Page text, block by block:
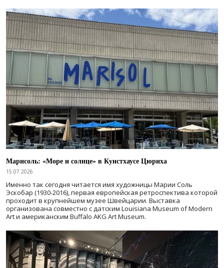
Марисоль: «Море и солнце» в Кунстхаусе Цюриха
15.07.2026
Именно так сегодня читается имя художницы Марии Соль
Эскобар (1930-2016), первая европейская ретроспектива которой
проходит в крупнейшем музее Швейцарии. Выставка
организована совместно с датским Louisiana Museum of Modern
Art и американским Buffalo AKG Art Museum.